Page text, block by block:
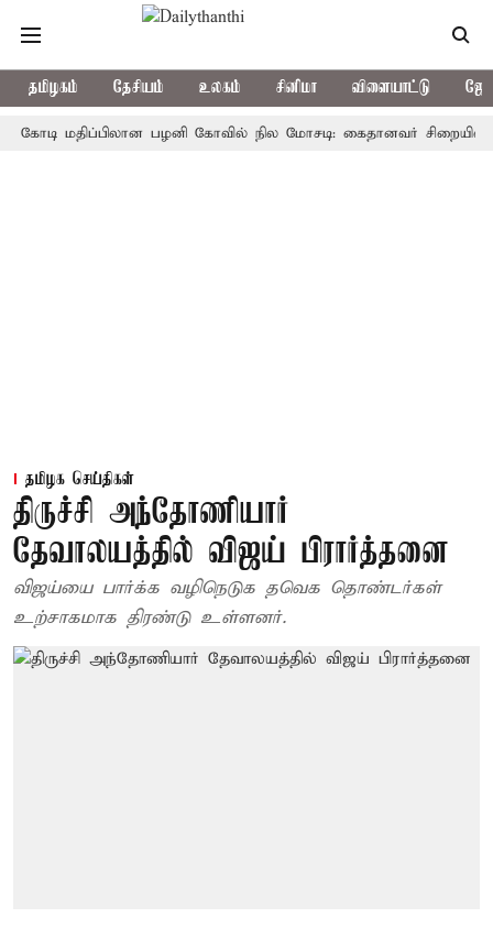
தமிழகம் தேசியம் உலகம் சினிமா விளையாட்டு
மதிப்பிலான பழனி கோவில் நில மோசடி: கைதானவர் சிறையில்
தமிழக செய்திகள்
திருச்சி அந்தோணியார்
தேவாலயத்தில் விஜய் பிரார்த்தனை
விஜய்யை பார்க்க வழிநெடுக தவெக தொண்டர்கள்
உற்சாகமாக திரண்டு உள்ளனர்.